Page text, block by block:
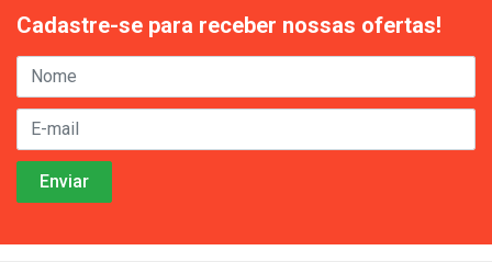
Cadastre-se para receber nossas ofertas!